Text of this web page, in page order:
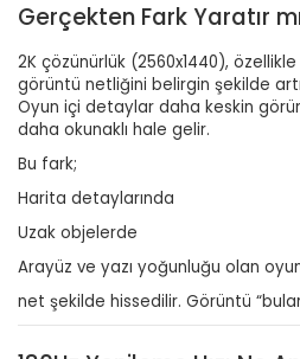
Gerçekten Fark Yaratır
2K çözünürlük (2560x1440),
görüntü netliğini belirgin şekilde
Oyun içi detaylar daha keskin
daha okunaklı hale gelir.
Bu fark;
Harita detaylarında
Uzak objelerde
Arayüz ve yazı yoğunluğu olan
net şekilde hissedilir. Görüntü